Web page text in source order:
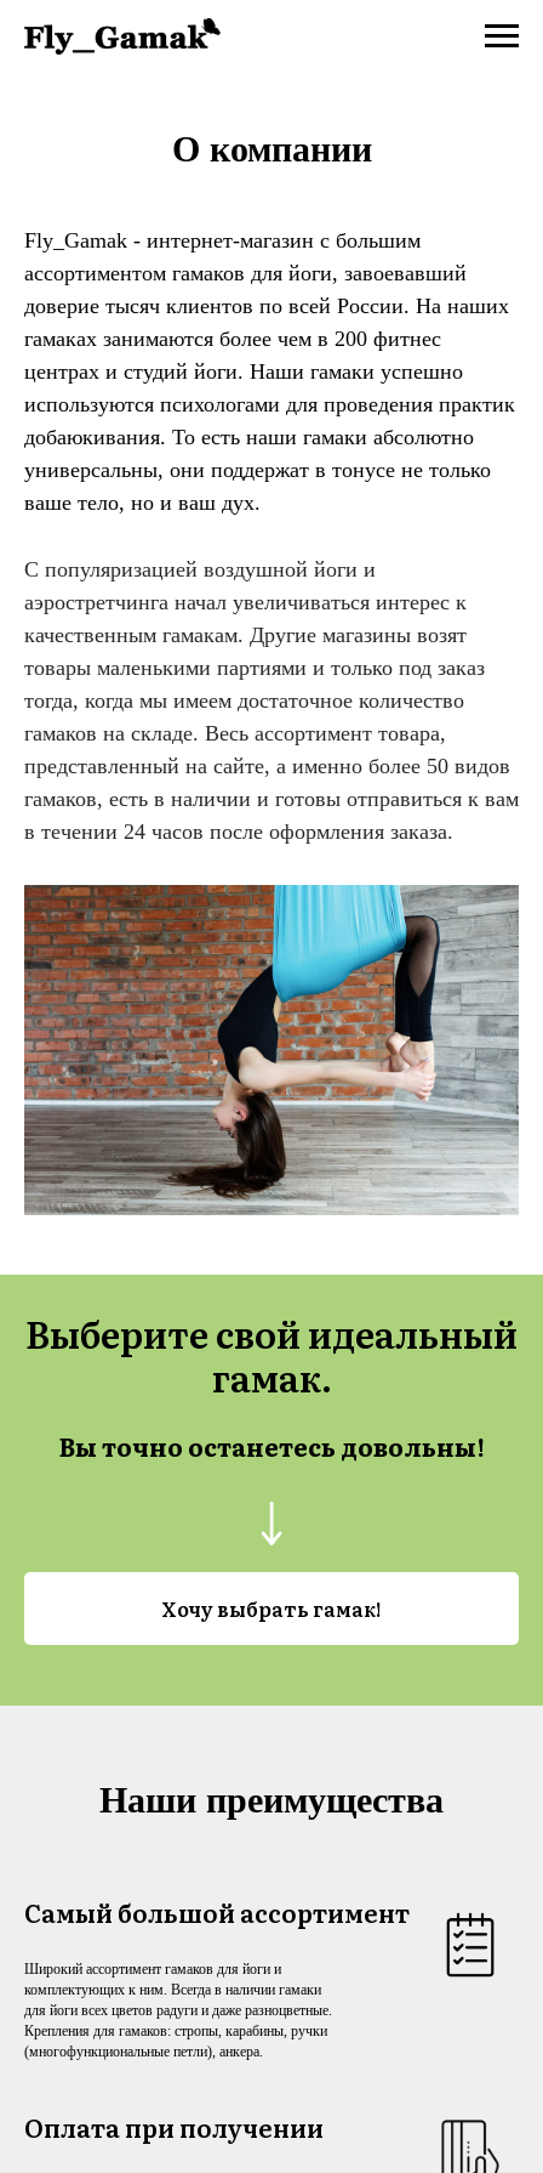
О компании
Fly_Gamak - интернет-магазин с большим
ассортиментом гамаков для йоги, завоевавший
доверие тысяч клиентов по всей России. На наших
гамаках занимаются более чем в 200 фитнес
центрах и студий йоги. Наши гамаки успешно
используются психологами для проведения практик
добаюкивания. То есть наши гамаки абсолютно
универсальны, они поддержат в тонусе не только
ваше тело, но и ваш дух.
С популяризацией воздушной йоги и
аэростретчинга начал увеличиваться интерес к
качественным гамакам. Другие магазины возят
товары маленькими партиями и только под заказ
тогда, когда мы имеем достаточное количество
гамаков на складе. Весь ассортимент товара,
представленный на сайте, а именно более 50 видов
гамаков, есть в наличии и готовы отправиться к вам
в течении 24 часов после оформления заказа.
Выберите свой идеальный
гамак.
Вы точно останетесь довольны!
Хочу выбрать гамак!
Наши преимущества
Самый большой ассортимент
Широкий ассортимент гамаков для йоги и
комплектующих к ним. Всегда в наличии гамаки
для йоги всех цветов радуги и даже разноцветные.
Крепления для гамаков: стропы, карабины, ручки
(многофункциональные петли), анкера.
Оплата при получении